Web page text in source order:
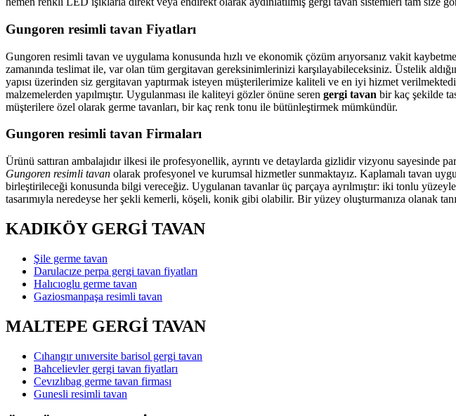
Gungoren resimli tavan Fiyatları
Gungoren resimli tavan ve uygulama konusunda hızlı ve ekonomik çözüm arıyorsanız vakit
zamanında teslimat ile, var olan tüm gergitavan gereksinimlerinizi karşılayabileceksiniz. Üstelik
yapısı üzerinden siz gergitavan yaptırmak isteyen müşterilerimize kaliteli ve en iyi hizmet
malzemelerden yapılmıştır. Uygulanması ile kaliteyi gözler önüne seren gergi tavan bir kaç şekilde
müşterilere özel olarak germe tavanları, bir kaç renk tonu ile bütünleştirmek mümkündür.
Gungoren resimli tavan Firmaları
Ürünü sattıran ambalajıdır ilkesi ile profesyonellik, ayrıntı ve detaylarda gizlidir vizyonu sayesinde
Gungoren resimli tavan olarak profesyonel ve kurumsal hizmetler sunmaktayız. Kaplamalı tavan
birleştirileceği konusunda bilgi vereceğiz. Uygulanan tavanlar üç parçaya ayrılmıştır: iki tonlu
tasarımıyla neredeyse her şekli kemerli, köşeli, konik gibi olabilir. Bir yüzey oluşturmanıza olanak
KADIKÖY GERGİ TAVAN
Şile germe tavan
Darulacıze perpa gergi tavan fiyatları
Halıcıoglu germe tavan
Gaziosmanpaşa resimli tavan
MALTEPE GERGİ TAVAN
Cıhangır unıversite barisol gergi tavan
Bahcelievler gergi tavan fiyatları
Cevızlıbag germe tavan firması
Gunesli resimli tavan